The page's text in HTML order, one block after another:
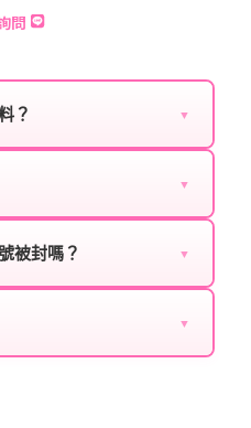
問
？ ▼
▼
限定活動，儲值最低6折
被封嗎？ ▼
數或異常儲值管道。您獲
▼